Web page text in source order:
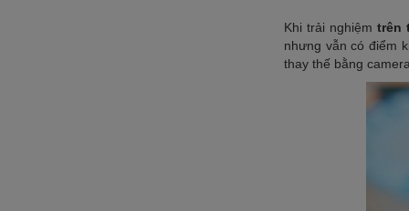
Khi trải nghiệm trên
nhưng vẫn có điểm
thay thế bằng